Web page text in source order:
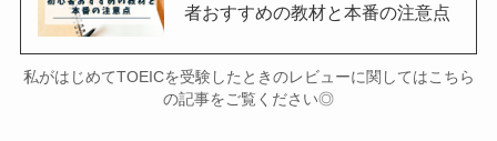
者おすすめの教材と本番の注意点
私がはじめてTOEICを受験したときのレビューに関してはこちら
の記事をご覧ください◎